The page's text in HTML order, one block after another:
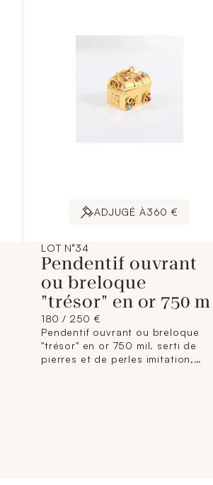
ADJUGÉ À360 €
LOT N°34
Pendentif ouvrant
ou breloque
"trésor" en or 750 m
180 / 250 €
Pendentif ouvrant ou breloque
"trésor" en or 750 mil. serti de
pierres et de perles imitation,